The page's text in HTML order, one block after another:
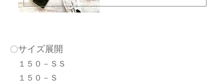
〇サイズ展開
１５０－ＳＳ
１５０－Ｓ